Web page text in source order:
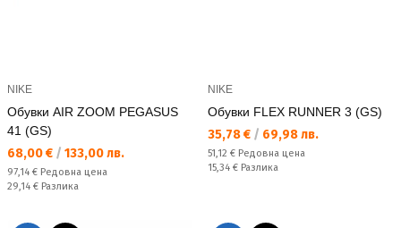
NIKE
Обувки AIR ZOOM PEGASUS
41 (GS)
Текуща цена:
68,00 € / 133,00 лв.
Редовна цена:
97,14 € Редовна цена
Спестявате:
29,14 € Разлика
NIKE
Обувки FLEX RUNNER 3 (GS)
Текуща цена:
35,78 € / 69,98 лв.
Редовна цена:
51,12 € Редовна цена
Спестявате:
15,34 € Разлика